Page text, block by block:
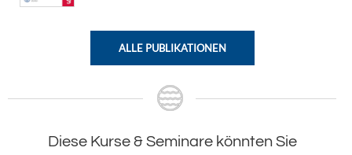
ALLE PUBLIKATIONEN
Diese Kurse & Seminare könnten Sie